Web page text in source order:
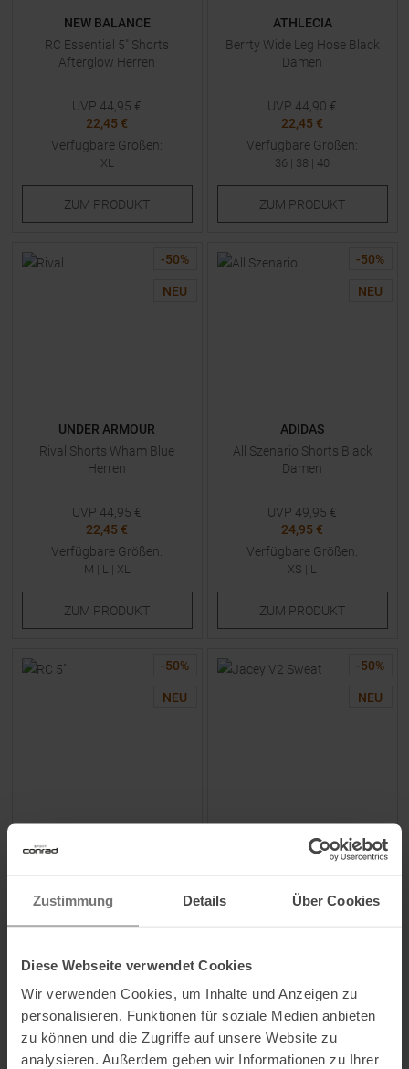
Zustimmung Details Über Cookies
Diese Webseite verwendet Cookies
Wir verwenden Cookies, um Inhalte und Anzeigen zu
personalisieren, Funktionen für soziale Medien anbieten
zu können und die Zugriffe auf unsere Website zu
analysieren. Außerdem geben wir Informationen zu Ihrer
NEW BALANCE
RC Essential 5" Shorts
Afterglow Herren
UVP 44,95 €
22,45 €
Verfügbare Größen:
XL
ZUM PRODUKT
ATHLECIA
Berrty Wide Leg Hose Black
Damen
UVP 44,90 €
22,45 €
Verfügbare Größen:
36 | 38 | 40
ZUM PRODUKT
-50%
NEU
UNDER ARMOUR
Rival Shorts Wham Blue
Herren
UVP 44,95 €
22,45 €
Verfügbare Größen:
M | L | XL
ZUM PRODUKT
-50%
NEU
ADIDAS
All Szenario Shorts Black
Damen
UVP 49,95 €
24,95 €
Verfügbare Größen:
XS | L
ZUM PRODUKT
-50%
NEU
RC 5" Shorts Afterglow Herren
Verfügbare Größen:
ZUMPRODUKT
-50%
NEU
ATHLECIA
Jacey V2 Sweat Hose Rocky
ZUMPRODUKT